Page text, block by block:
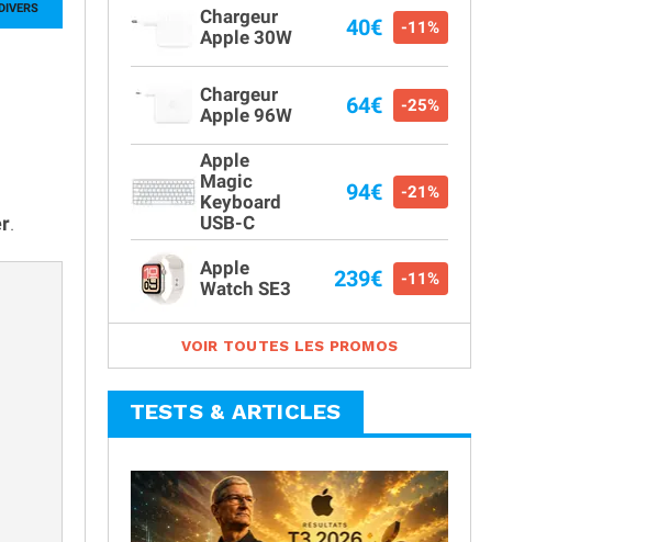
.
Chargeur
Apple 30W
40€ -11%
Chargeur
Apple 96W
64€ -25%
Apple
Magic
Keyboard
USB-C
94€ -21%
Apple
Watch SE3
239€ -11%
VOIR TOUTES LES PROMOS
TESTS & ARTICLES